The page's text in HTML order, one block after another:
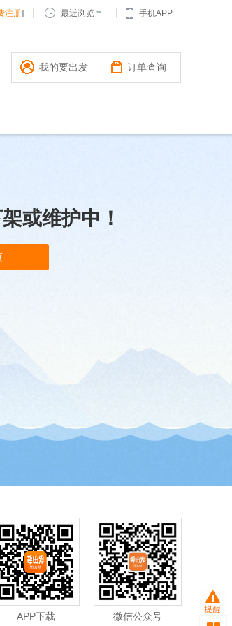
注册] 最近浏览 手机APP
我的要出发 订单查询
或维护中！
APP下载 微信公众号